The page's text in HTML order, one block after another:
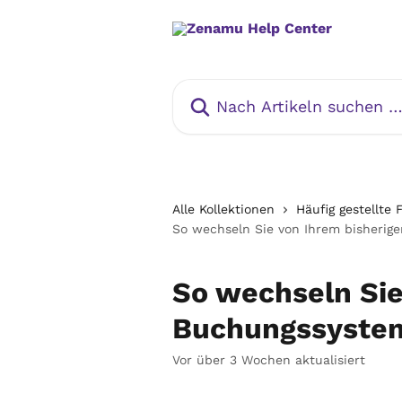
Alle Kollektionen
Häufig gestellte
So wechseln Sie von Ihrem
So wechseln
Vor über 3 Wochen aktualisiert